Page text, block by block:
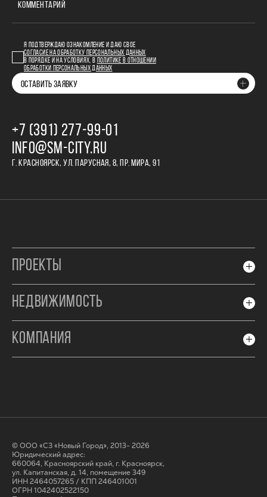
КОММЕНТАРИЙ
Я ПОДТВЕРЖДАЮ ОЗНАКОМЛЕНИЕ И ДАЮ СВОЕ
СОГЛАСИЕ НА ОБРАБОТКУ ПЕРСОНАЛЬНЫХ ДАННЫХ
В ПОРЯДКЕ И НА УСЛОВИЯХ, В
ПОЛИТИКЕ В ОТНОШЕНИИ
ОБРАБОТКИ ПЕРСОНАЛЬНЫХ ДАННЫХ
ОСТАВИТЬ ЗАЯВКУ
+7 (391) 277‒99‒01
INFO@SM-CITY.RU
Г. КРАСНОЯРСК, УЛ. ПАРУСНАЯ, 8, ПР. МИРА, 91
ПРОЕКТЫ
НЕДВИЖИМОСТЬ
КОМПАНИЯ
© ООО «СЗ «Новый Город», 2013- 2026
Юридический адрес:
660064, Красноярский край, г. Красноярск,
ул. Капитанская, д. 14, помещение 349
ИНН 2464057265 / КПП 246401001
ОГРН 1042402522150